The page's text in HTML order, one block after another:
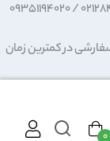
مهتاب نور فروش انلاین فعلا نخواهد داشت . 02128427755 / 09351194020
در کمترین زمان
۰